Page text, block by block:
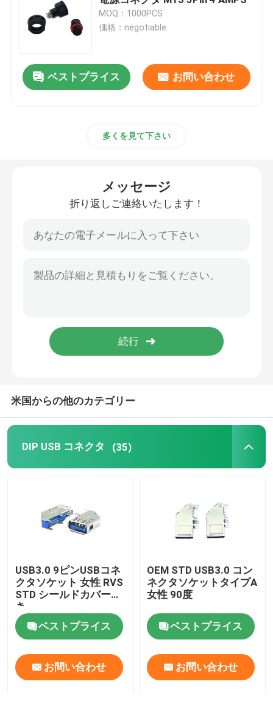
DPソケットコネクタ
マイクロHDMIソケット
スタック型 USB コネクタ
MOQ：1000PCS
価格：negotiable
ベストプライス お問い合わせ
多くを見て下さい
メッセージ
折り返しご連絡いたします！
米国からの他のカテゴリー
DIP USB コネクタ (35)
USB3.0 9ピンUSBコネ
クタソケット 女性 RVS
STD シールドカバー付
き
ベストプライス
お問い合わせ
OEM STD USB3.0 コン
ネクタソケットタイプA
女性 90度
ベストプライス
お問い合わせ